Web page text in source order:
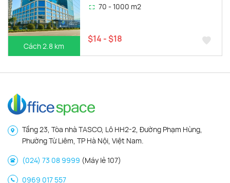
Cách 2.8 km
70 - 1000 m2
$14 - $18
Tầng 23, Tòa nhà TASCO, Lô HH2-2, Đường Phạm Hùng,
Phường Từ Liêm, TP Hà Nội, Việt Nam.
(024) 73 08 9999 (Máy lẻ 107)
0969 017 557